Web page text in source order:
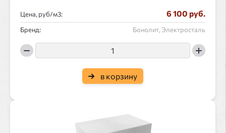
Цена, руб/ : 6 100 руб.
Бренд: Бонолит, Электросталь
в корзину